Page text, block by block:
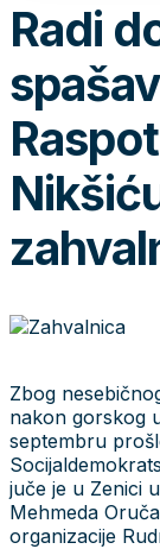
Radi
Zbog
nakon gorskog
septembru
juče je u Zenici
Mehmeda
organizacije